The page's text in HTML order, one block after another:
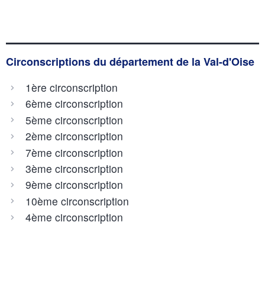
Circonscriptions du département de la Val-d'Oise
1ère circonscription
6ème circonscription
5ème circonscription
2ème circonscription
7ème circonscription
3ème circonscription
9ème circonscription
10ème circonscription
4ème circonscription